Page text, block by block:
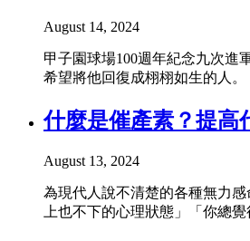
August 14, 2024
甲子園球場100週年紀念九次進
希望將他回復成栩栩如生的人
什麼是催產素？提高
August 13, 2024
為現代人說不清楚的各種無力
上也不下的心理狀態」「你總